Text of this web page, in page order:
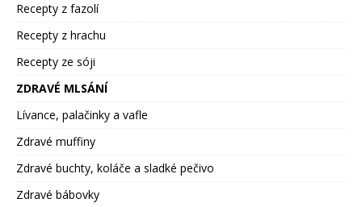
Recepty z fazolí
Recepty z hrachu
Recepty ze sóji
ZDRAVÉ MLSÁNÍ
Lívance, palačinky a vafle
Zdravé muffiny
Zdravé buchty, koláče a sladké pečivo
Zdravé bábovky